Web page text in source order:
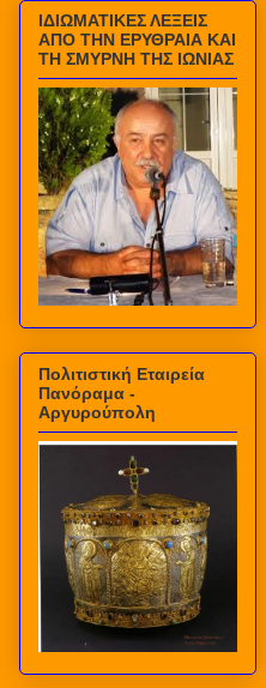
ΙΔΙΩΜΑΤΙΚΕΣ ΛΕΞΕΙΣ
ΑΠΟ ΤΗΝ ΕΡΥΘΡΑΙΑ ΚΑΙ
ΤΗ ΣΜΥΡΝΗ ΤΗΣ ΙΩΝΙΑΣ
Πολιτιστική Εταιρεία
Πανόραμα -
Αργυρούπολη